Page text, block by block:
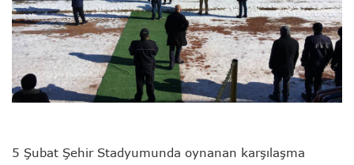
5 Şubat Şehir Stadyumunda oynanan karşılaşma